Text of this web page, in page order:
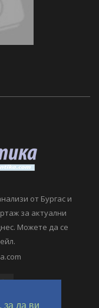
за да ви
от Бургас и
за актуални
Можете да се